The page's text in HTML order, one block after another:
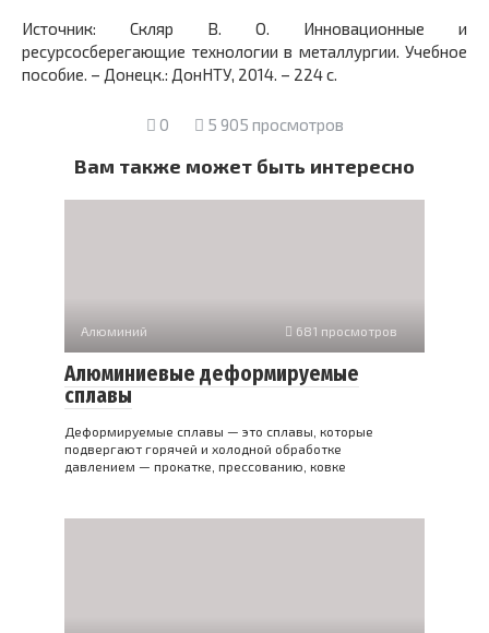
Источник: Скляр В. О. Инновационные и
ресурсосберегающие технологии в металлургии. Учебное
пособие. – Донецк.: ДонНТУ, 2014. – 224 с.
0 5 905 просмотров
Вам также может быть интересно
Алюминий 681 просмотров
Алюминиевые деформируемые
сплавы
Деформируемые сплавы — это сплавы, которые
подвергают горячей и холодной обработке
давлением — прокатке, прессованию, ковке